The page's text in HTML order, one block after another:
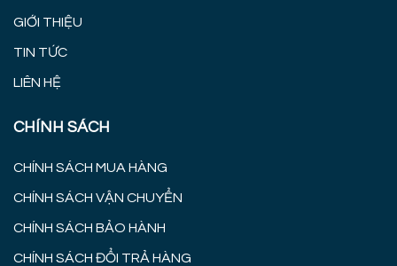
GIỚI THIỆU
TIN TỨC
LIÊN HỆ
CHÍNH SÁCH
CHÍNH SÁCH MUA HÀNG
CHÍNH SÁCH VẬN CHUYỂN
CHÍNH SÁCH BẢO HÀNH
CHÍNH SÁCH ĐỔI TRẢ HÀNG